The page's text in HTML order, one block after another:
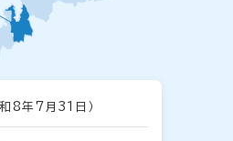
和8年7月31日）